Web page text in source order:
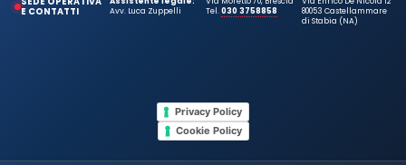
E CONTATTI
Avv. Luca Zuppelli
Tel.030 3758858
80053 Castellammare
di Stabia (NA)
Privacy Policy
Cookie Policy